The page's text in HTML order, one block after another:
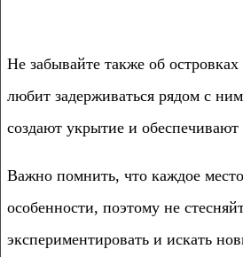
Не забывайте также об
любит задерживаться рядом с
создают укрытие и обеспечивают
Важно помнить, что каждое
особенности, поэтому не
экспериментировать и искать